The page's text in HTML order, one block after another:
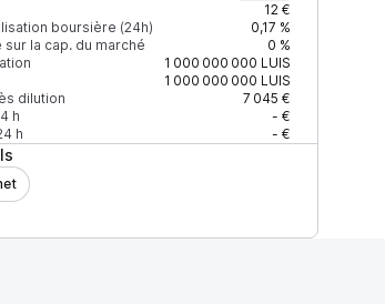
12 €
boursière (24h)
0,17 %
la cap. du marché
0 %
1 000 000 000 LUIS
1 000 000 000 LUIS
dilution
7 045 €
h
- €
h
- €
Confiance Mis à jour
%